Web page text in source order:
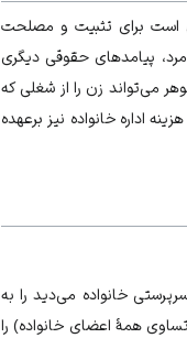
است برای تثبیت و مصلحت
پیامدهای حقوقی دیگری
می‏‌تواند زن را از شغلی که
اداره خانواده نیز برعهده
خانواده می‌‏دید را به
همۀ اعضای خانواده) را